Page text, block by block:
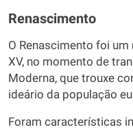
Renascimento
O Renascimento foi
XV, no momento de
Moderna, que trouxe
ideário da população
Foram características